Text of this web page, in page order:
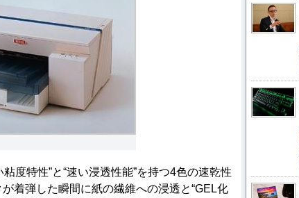
粘度特性”と“速い浸透性能”を持つ4色の速乾性
着弾した瞬間に紙の繊維への浸透と“GEL化